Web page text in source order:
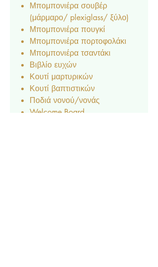
Μπομπονιέρα σουβέρ
(μάρμαρο/ plexiglass/ ξύλο)
Μπομπονιέρα πουγκί
Μπομπονιέρα πορτοφολάκι
Μπομπονιέρα τσαντάκι
Βιβλίο ευχών
Κουτί μαρτυρικών
Κουτί βαπτιστικών
Ποδιά νονού/νονάς
Welcome Board